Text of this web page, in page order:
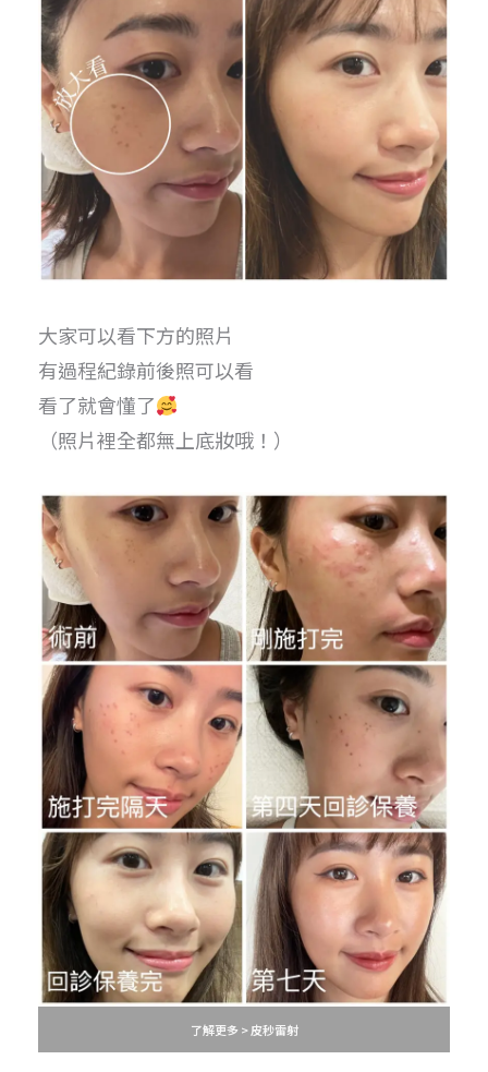
大家可以看下方的照片
有過程紀錄前後照可以看
看了就會懂了
（照片裡全都無上底妝哦！）
了解更多 > 皮秒雷射